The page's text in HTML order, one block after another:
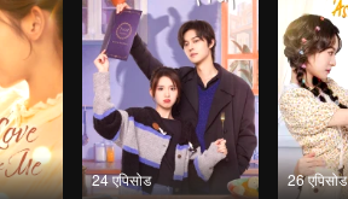
24 एपिसोड 26 एपिसोड